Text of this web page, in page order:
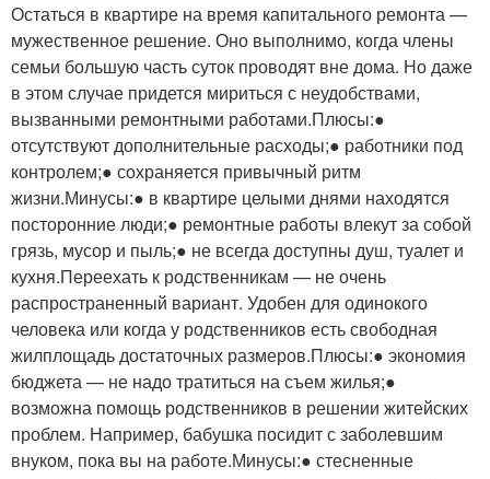
Остаться в квартире на время капитального ремонта —
мужественное решение. Оно выполнимо, когда члены
семьи большую часть суток проводят вне дома. Но даже
в этом случае придется мириться с неудобствами,
вызванными ремонтными работами.Плюсы:●
отсутствуют дополнительные расходы;● работники под
контролем;● сохраняется привычный ритм
жизни.Минусы:● в квартире целыми днями находятся
посторонние люди;● ремонтные работы влекут за собой
грязь, мусор и пыль;● не всегда доступны душ, туалет и
кухня.Переехать к родственникам — не очень
распространенный вариант. Удобен для одинокого
человека или когда у родственников есть свободная
жилплощадь достаточных размеров.Плюсы:● экономия
бюджета — не надо тратиться на съем жилья;●
возможна помощь родственников в решении житейских
проблем. Например, бабушка посидит с заболевшим
внуком, пока вы на работе.Минусы:● стесненные